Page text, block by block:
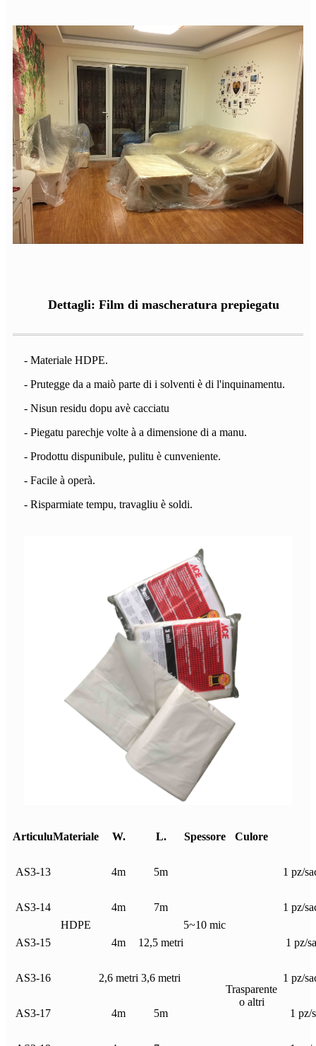
Dettagli: Film di mascheratura prepiegatu
- Materiale HDPE.
- Prutegge da a maiò parte di i solventi è di l'inquinamentu.
- Nisun residu dopu avè cacciatu
- Piegatu parechje volte à a dimensione di a manu.
- Prodottu dispunibule, pulitu è ​​​​cunveniente.
- Facile à operà.
- Risparmiate tempu, travagliu è soldi.
ArticuluMateriale W. L. Spessore Culore
AS3-13
HDPE
4m 5m
5~10 mic
Trasparente
o altri
1 pz/
AS3-14 4m 7m 1 pz/
AS3-15 4m 12,5 metri 1 pz/
AS3-16 2,6 metri 3,6 metri 1 pz/
AS3-17 4m 5m 1 pz/